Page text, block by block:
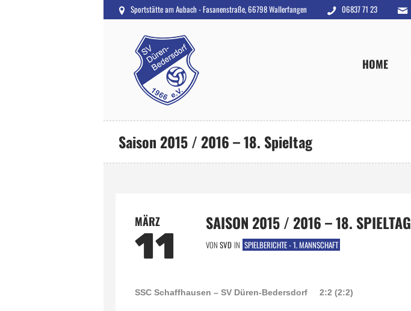
Sportstätte am Aubach - Fasanenstraße, 66798 Wallerfangen 06837 71 23
HOME
Saison 2015 / 2016 – 18. Spieltag
MÄRZ
11
SAISON 2015 / 2016 – 18. SPIELTAG
VON SVD IN SPIELBERICHTE - 1. MANNSCHAFT
SSC Schaffhausen – SV Düren-Bedersdorf 2:2 (2:2)